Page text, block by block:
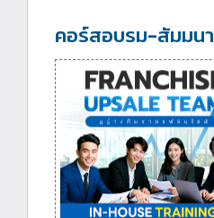
คอร์สอบรม-สัมมนา